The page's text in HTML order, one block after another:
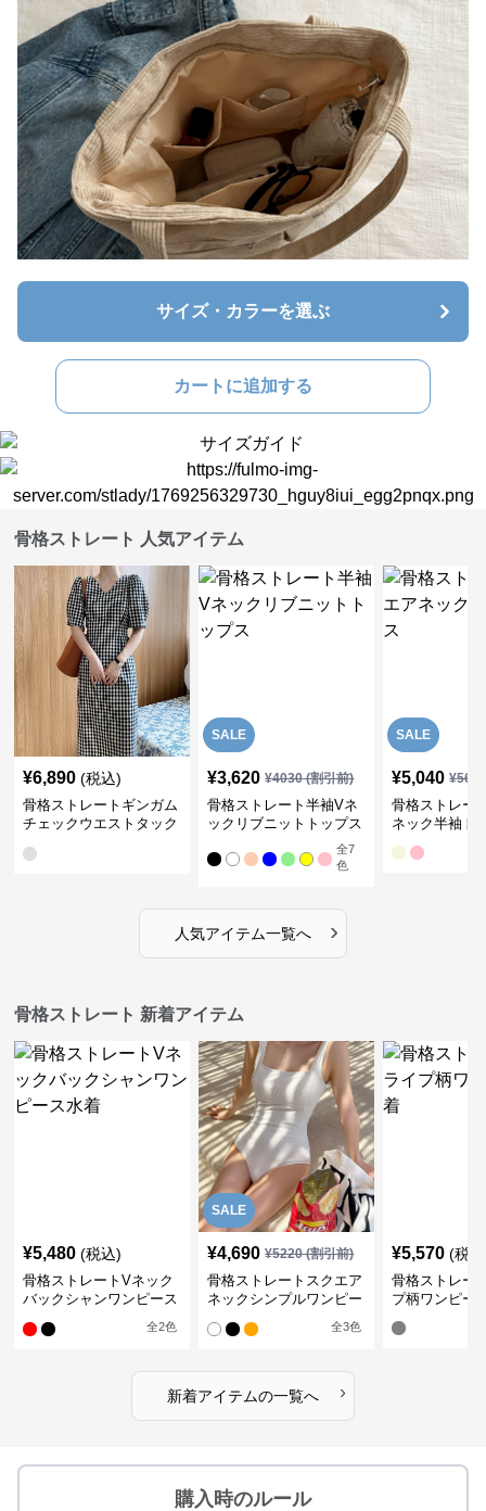
サイズ・カラーを選ぶ
カートに追加する
骨格ストレート 人気アイテム
¥6,890 (税込)
骨格ストレートギンガム
チェックウエストタック
SALE
¥3,620 ¥4030(割引前)
骨格ストレート半袖Vネ
ックリブニットトップス
全7
色
SALE
¥5,040 ¥
骨格ストレー
ネック半袖ト
人気アイテム一覧へ ›
骨格ストレート 新着アイテム
¥5,480 (税込)
骨格ストレートVネック
バックシャンワンピース
全2色
SALE
¥4,690 ¥5220(割引前)
骨格ストレートスクエア
ネックシンプルワンピー
全3色
¥5,570 (税
骨格ストレー
プ柄ワンピー
新着アイテムの一覧へ ›
購入時のルール